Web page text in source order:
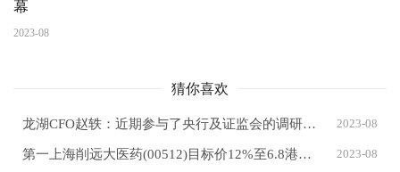
幕
2023-08
猜你喜欢
龙湖CFO赵轶：近期参与了央行及证监会的调研，会上监管明确提出要支持优秀民企合理融资需求 2023-08
第一上海削远大医药(00512)目标价12%至6.8港元 维持买入评级 2023-08